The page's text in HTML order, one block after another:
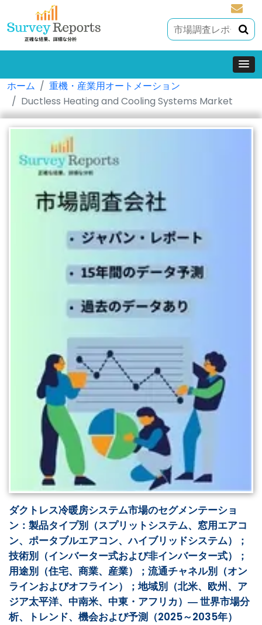
ホーム
重機・産業用オートメーション
Ductless Heating and Cooling Systems Market
ダクトレス冷暖房システム市場のセグメンテーショ
ン：製品タイプ別（スプリットシステム、窓用エアコ
ン、ポータブルエアコン、ハイブリッドシステム）；
技術別（インバーター式および非インバーター式）；
用途別（住宅、商業、産業）；流通チャネル別（オン
ラインおよびオフライン）；地域別（北米、欧州、ア
ジア太平洋、中南米、中東・アフリカ）― 世界市場分
析、トレンド、機会および予測（2025～2035年）